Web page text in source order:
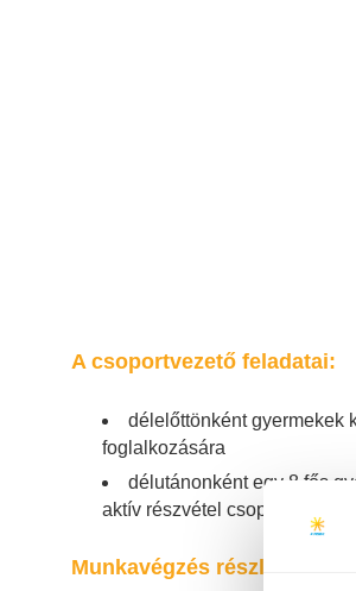
A csoportvezető feladatai:
délelőttönként gyermekek
foglalkozására
délutánonként egy 8 fős
aktív részvétel
Munkavégzés részletei: